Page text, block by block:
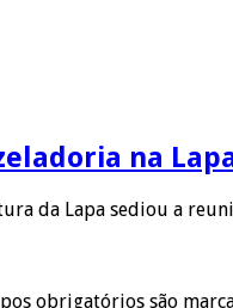
na
da Lapa sediou a
obrigatórios são